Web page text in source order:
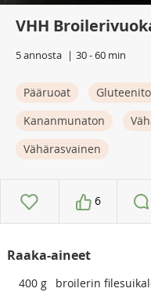
VHH
5 annosta 30 - 60 min
Pääruoat
Kananmunaton
Vähärasvainen
6
Raaka-aineet
400 g
broilerin